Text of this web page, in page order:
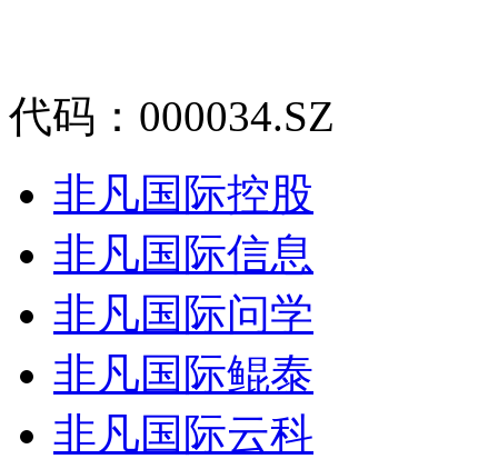
代码：000034.SZ
非凡国际控股
非凡国际信息
非凡国际问学
非凡国际鲲泰
非凡国际云科